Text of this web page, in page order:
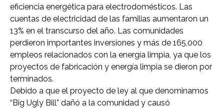
eficiencia energética para electrodomésticos. Las
cuentas de electricidad de las familias aumentaron un
13% en el transcurso del año. Las comunidades
perdieron importantes inversiones y más de 165,000
empleos relacionados con la energía limpia, ya que los
proyectos de fabricación y energía limpia se dieron por
terminados.
Debido a que el proyecto de ley al que denominamos
“Big Ugly Bill” dañó a la comunidad y causó